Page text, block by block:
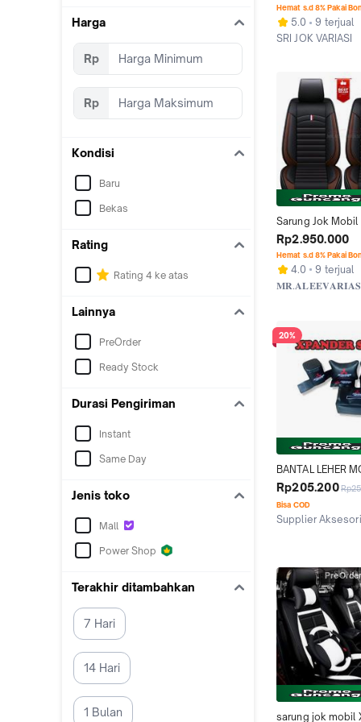
Harga
Rp
Rp
Kondisi
Baru
Bekas
Rating
Rating 4 ke atas
Lainnya
PreOrder
Ready Stock
Durasi Pengiriman
Instant
Same Day
Jenis toko
Mall
Power Shop
Terakhir ditambahkan
7 Hari
14 Hari
1 Bulan
sport. rush. terios
Hemat s.d 8% Pakai
5.0
9 terjual
SRI JOK VARIASI
Sarung Jok Mobil
Pajero Sport
Terios Reborn
Sintetis Premium &
Microfiber Terbaik
Rp2.950.000
Hemat s.d 8% Pakai
4.0
9 terjual
20%
BANTAL LEHER
XPANDER SPORT
SANDARAN JOK
AKSESORIS
Rp205.200
Bisa COD
Supplier
sarung jok mobil